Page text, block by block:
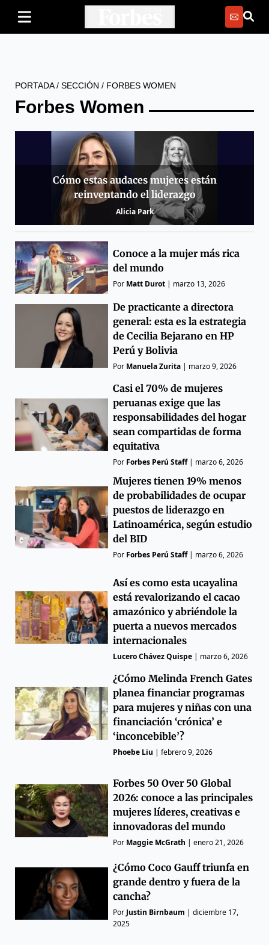
PORTADA/ SECCIÓN / FORBES WOMEN
Forbes Women
Cómo estas audaces mujeres están
reinventando el liderazgo
Alicia Park
Conoce a la mujer más rica
del mundo
Por Matt Durot | marzo 13, 2026
De practicante a directora
general: esta es la estrategia
de Cecilia Bejarano en HP
Perú y Bolivia
Por Manuela Zurita | marzo 9, 2026
Casi el 70% de mujeres
peruanas exige que las
responsabilidades del hogar
sean compartidas de forma
equitativa
Por Forbes Perú Staff| marzo 6, 2026
Mujeres tienen 19% menos
de probabilidades de ocupar
puestos de liderazgo en
Latinoamérica, según estudio
del BID
Por Forbes Perú Staff| marzo 6, 2026
Así es como esta ucayalina
está revalorizando el cacao
amazónico y abriéndole la
puerta a nuevos mercados
internacionales
Lucero Chávez Quispe | marzo 6, 2026
¿Cómo Melinda French Gates
planea financiar programas
para mujeres y niñas con una
financiación ‘crónica’ e
‘inconcebible’?
Phoebe Liu |febrero 9, 2026
Forbes 50 Over 50 Global
2026: conoce a las principales
mujeres líderes, creativas e
innovadoras del mundo
Por Maggie McGrath |enero 21, 2026
¿Cómo Coco Gauff triunfa en
grande dentro y fuera de la
cancha?
Por Justin Birnbaum |diciembre 17,
2025